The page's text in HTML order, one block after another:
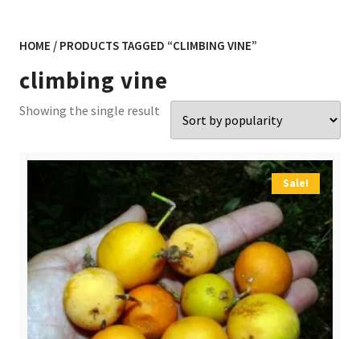
HOME / PRODUCTS TAGGED “CLIMBING VINE”
climbing vine
Showing the single result
Sale!